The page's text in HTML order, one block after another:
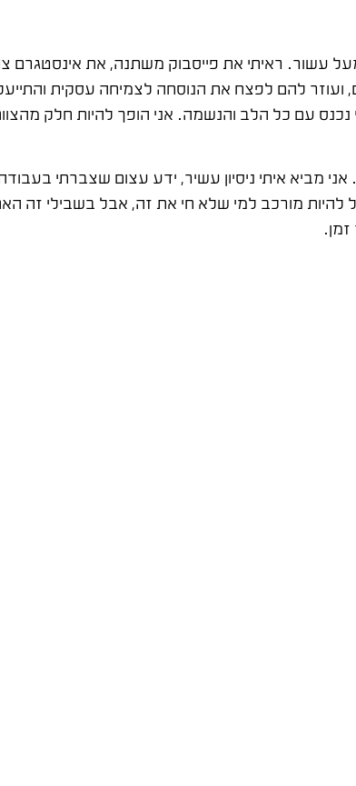
עשור. ראיתי את פייסבוק משתנה, את אינסטגרם
ועוזר להם לפצח את הנוסחה לצמיחה עסקית
נכנס עם כל הלב והנשמה. אני הופך להיות חלק
מביא איתי ניסיון עשיר, ידע עצום שצברתי
להיות מורכב למי שלא חי את זה, אבל בשבילי זה